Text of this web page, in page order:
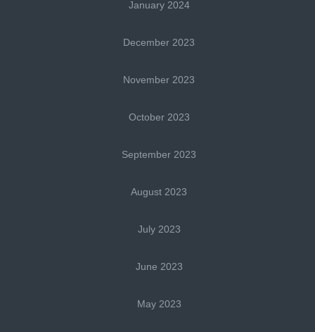
January 2024
December 2023
November 2023
October 2023
September 2023
August 2023
July 2023
June 2023
May 2023